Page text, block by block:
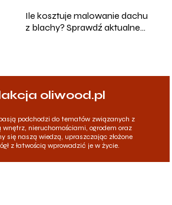
Ile kosztuje malowanie dachu
z blachy? Sprawdź aktualne
oliwood.pl
podchodzi do tematów związanych z
nieruchomościami, ogrodem oraz
się naszą wiedzą, upraszczając złożone
z łatwością wprowadzić je w życie.